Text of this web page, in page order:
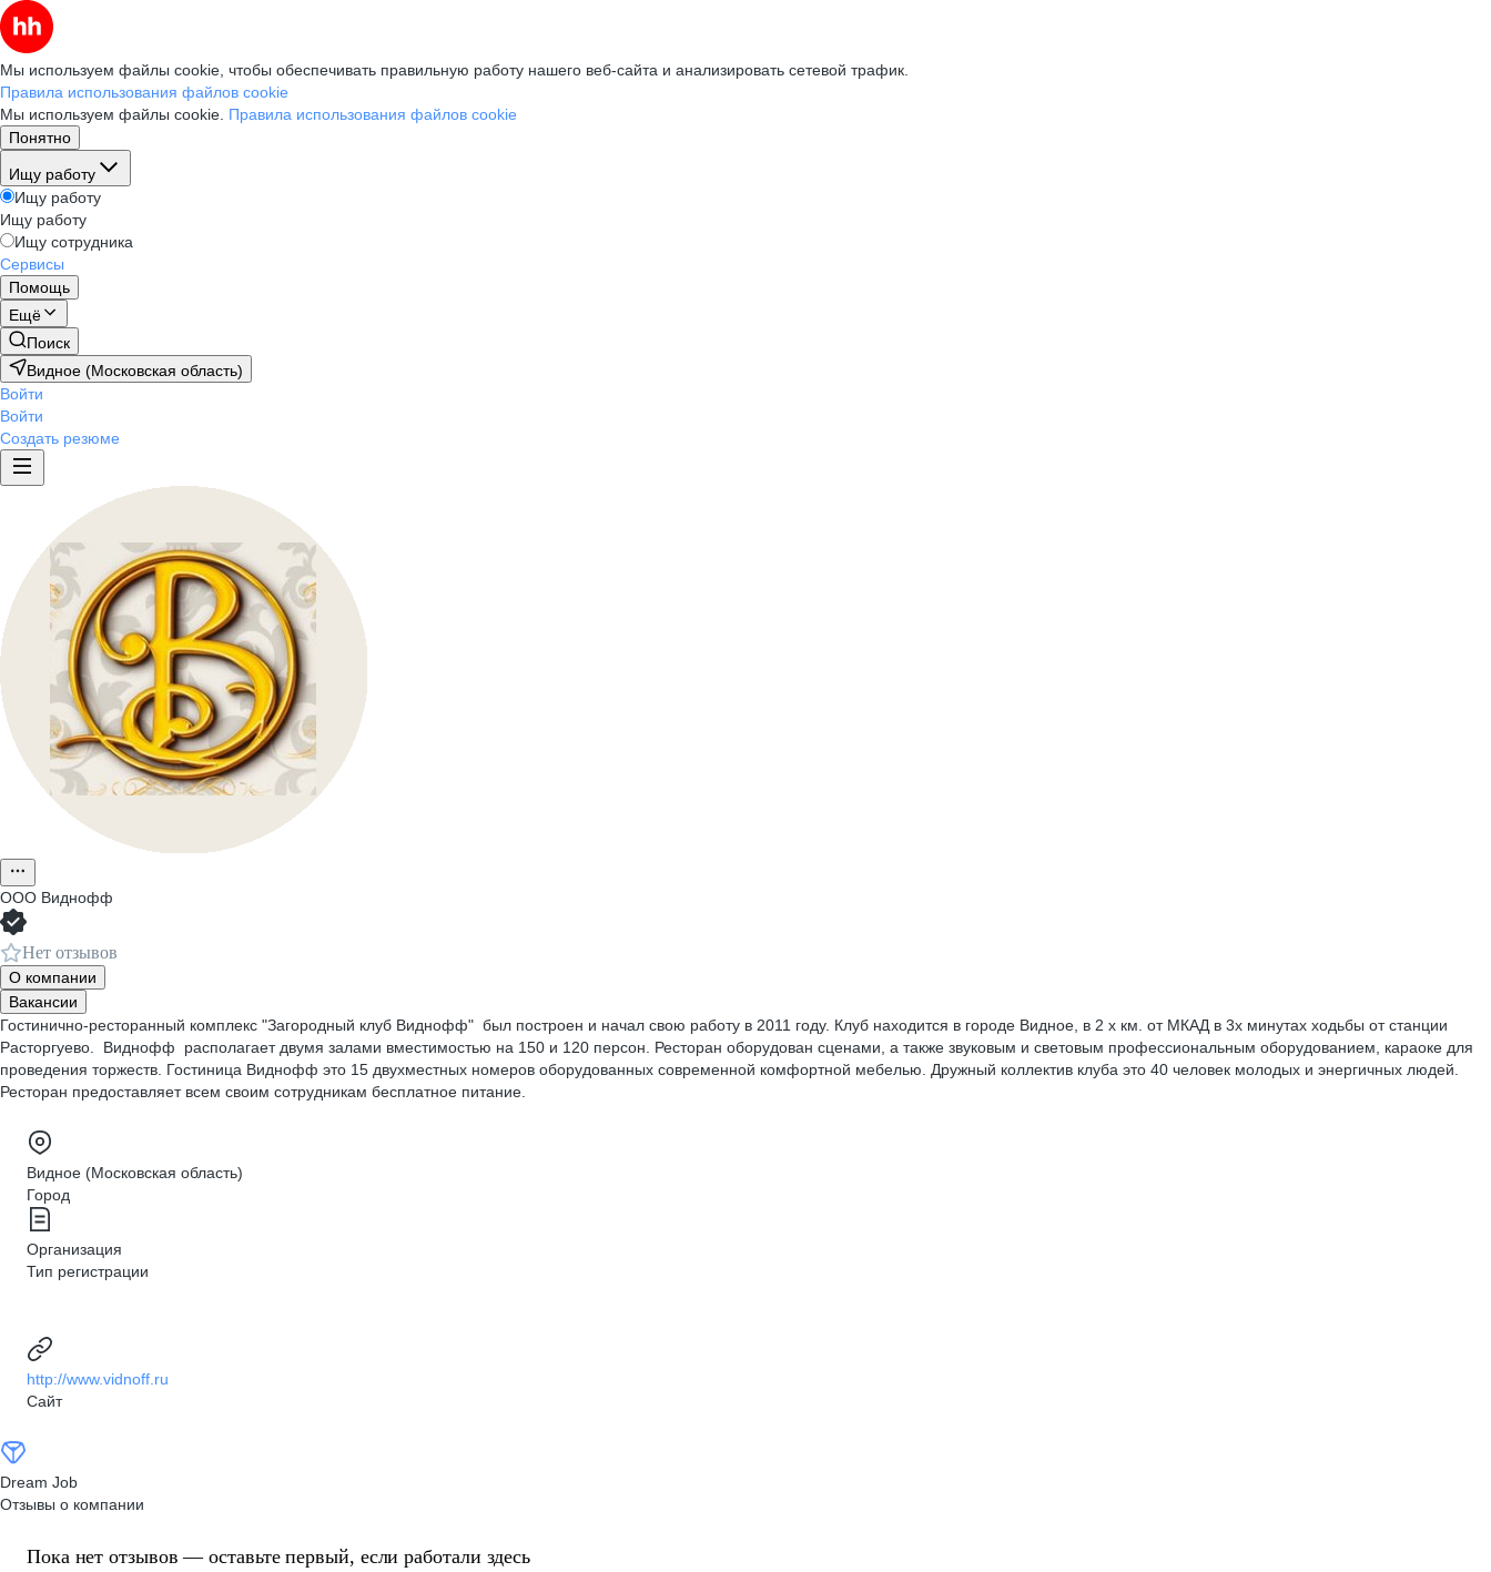
Мы используем файлы cookie, чтобы обеспечивать правильную работу нашего веб-сайта и анализировать сетевой трафик.
Правила использования файлов cookie
Мы используем файлы cookie. Правила использования файлов cookie
Понятно
Ищу работу
Ищу работу
Ищу работу
Ищу сотрудника
Сервисы
Помощь
Ещё
Поиск
Видное (Московская область)
Войти
Войти
Создать резюме
ООО Виднофф
Нет отзывов
О компании
Вакансии
Гостинично-ресторанный комплекс "Загородный клуб Виднофф" был построен и начал свою работу в 2011 году. Клуб находится в городе Видное, в 2 х км. от МКАД в 3х минутах ходьбы от станции
Расторгуево. Виднофф располагает двумя залами вместимостью на 150 и 120 персон. Ресторан оборудован сценами, а также звуковым и световым профессиональным оборудованием, караоке для
проведения торжеств. Гостиница Виднофф это 15 двухместных номеров оборудованных современной комфортной мебелью. Дружный коллектив клуба это 40 человек молодых и энергичных людей.
Ресторан предоставляет всем своим сотрудникам бесплатное питание.
Видное (Московская область)
Город
Организация
Тип регистрации
http://www.vidnoff.ru
Сайт
Dream Job
Отзывы о компании
Пока нет отзывов — оставьте первый, если работали здесь